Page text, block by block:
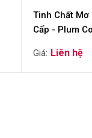
Tinh Chất Mơ
Cấp - Plum